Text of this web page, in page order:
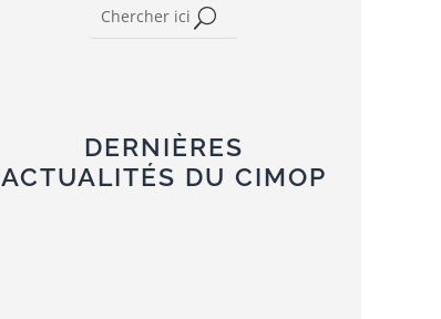
DERNIÈRES
ACTUALITÉS DU CIMOP